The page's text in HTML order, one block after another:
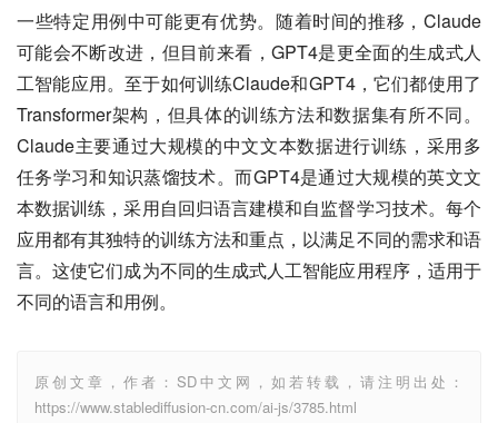
一些特定用例中可能更有优势。随着时间的推移，Claude
可能会不断改进，但目前来看，GPT4是更全面的生成式人
工智能应用。至于如何训练Claude和GPT4，它们都使用了
Transformer架构，但具体的训练方法和数据集有所不同。
Claude主要通过大规模的中文文本数据进行训练，采用多
任务学习和知识蒸馏技术。而GPT4是通过大规模的英文文
本数据训练，采用自回归语言建模和自监督学习技术。每个
应用都有其独特的训练方法和重点，以满足不同的需求和语
言。这使它们成为不同的生成式人工智能应用程序，适用于
不同的语言和用例。
原创文章，作者：SD中文网，如若转载，请注明出处：
https://www.stablediffusion-cn.com/ai-js/3785.html